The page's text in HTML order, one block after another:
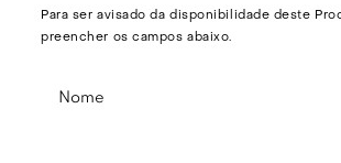
Para ser avisado da disponibilidade deste
preencher os campos abaixo.